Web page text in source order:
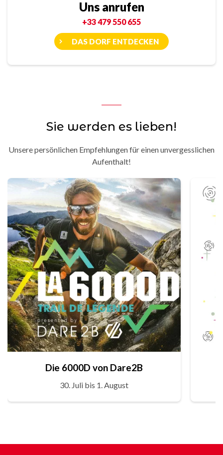
Uns anrufen
+33 479 550 655
DAS DORF ENTDECKEN
Sie werden es lieben!
Unsere persönlichen Empfehlungen für einen unvergesslichen
Aufenthalt!
Die 6000D von Dare2B
30. Juli bis 1. August